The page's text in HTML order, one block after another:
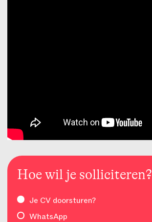
Hoe wil je solliciteren?
Je CV doorsturen?
WhatsApp